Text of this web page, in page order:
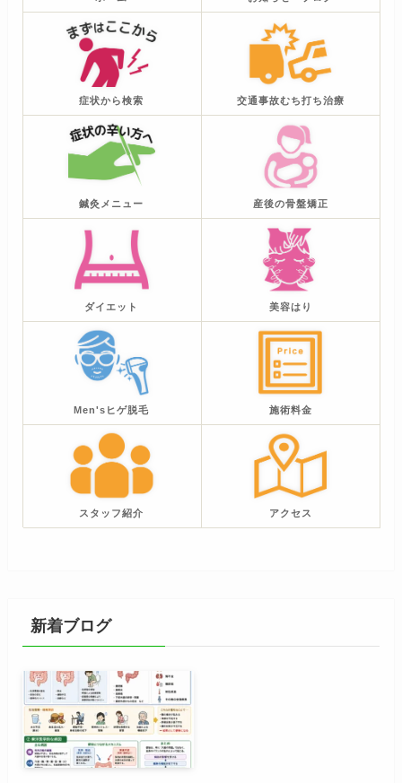
症状から検索 交通事故むち打ち治療
鍼灸メニュー 産後の骨盤矯正
ダイエット 美容はり
Men'sヒゲ脱毛 施術料金
スタッフ紹介 アクセス
新着ブログ